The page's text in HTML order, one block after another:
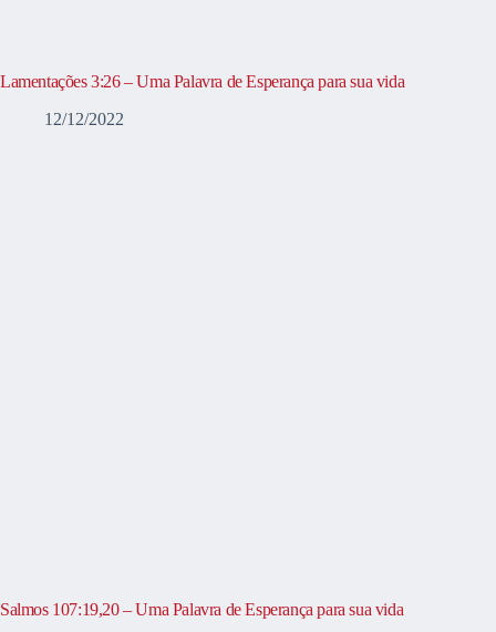
Lamentações 3:26 – Uma Palavra de Esperança para sua vida
12/12/2022
Salmos 107:19,20 – Uma Palavra de Esperança para sua vida